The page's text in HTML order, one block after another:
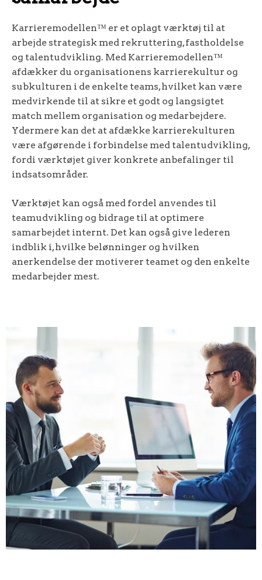
Karrieremodellen™ er et oplagt værktøj til at
arbejde strategisk med rekruttering, fastholdelse
og talentudvikling. Med Karrieremodellen™
afdækker du organisationens karrierekultur og
subkulturen i de enkelte teams, hvilket kan være
medvirkende til at sikre et godt og langsigtet
match mellem organisation og medarbejdere.
Ydermere kan det at afdække karrierekulturen
være afgørende i forbindelse med talentudvikling,
fordi værktøjet giver konkrete anbefalinger til
indsatsområder.
Værktøjet kan også med fordel anvendes til
teamudvikling og bidrage til at optimere
samarbejdet internt. Det kan også give lederen
indblik i, hvilke belønninger og hvilken
anerkendelse der motiverer teamet og den enkelte
medarbejder mest.